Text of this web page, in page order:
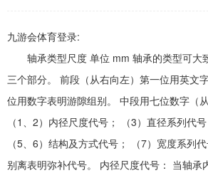
九游会体育登录:
轴承类型尺度 单位 mm 轴承的类型可大
三个部分。 前段（从右向左）第一位用英文
位用数字表明游隙组别。 中段用七位数字（
（1、2）内径尺度代号； （3）直径系列代
（5、6）结构及方式代号； （7）宽度系列
别离表明弥补代号。 内径尺度代号： 当轴承